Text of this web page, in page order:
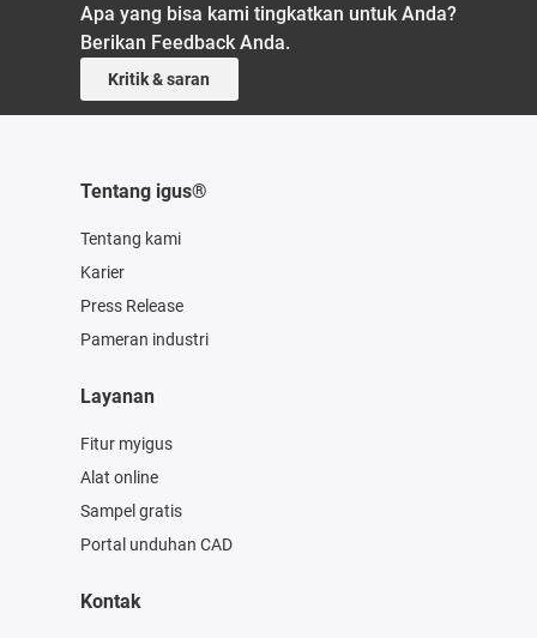
Apa yang bisa kami tingkatkan untuk Anda?
Berikan Feedback Anda.
Kritik & saran
Tentang igus®
Tentang kami
Karier
Press Release
Pameran industri
Layanan
Fitur myigus
Alat online
Sampel gratis
Portal unduhan CAD
Kontak